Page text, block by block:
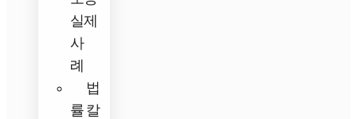
실제
사
례
법
률 칼